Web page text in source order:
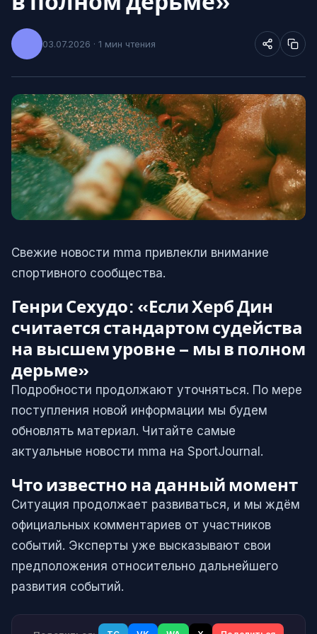
03.07.2026 · 1 мин чтения
Свежие новости mma привлекли внимание
спортивного сообщества.
Генри Сехудо: «Если Херб Дин
считается стандартом судейства
на высшем уровне – мы в полном
дерьме»
Подробности продолжают уточняться. По мере
поступления новой информации мы будем
обновлять материал. Читайте самые
актуальные новости mma на SportJournal.
Что известно на данный момент
Ситуация продолжает развиваться, и мы ждём
официальных комментариев от участников
событий. Эксперты уже высказывают свои
предположения относительно дальнейшего
развития событий.